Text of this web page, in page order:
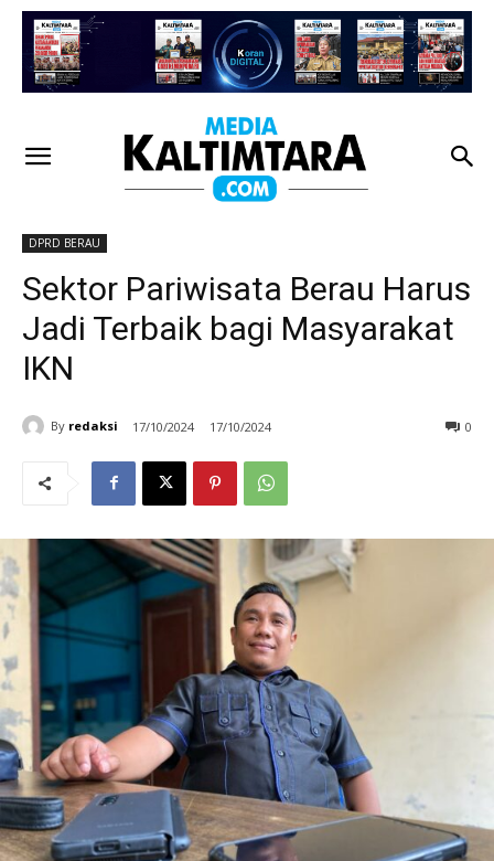
DPRD BERAU
Sektor Pariwisata Berau Harus
Jadi Terbaik bagi Masyarakat
IKN
By redaksi 17/10/2024 17/10/2024 0